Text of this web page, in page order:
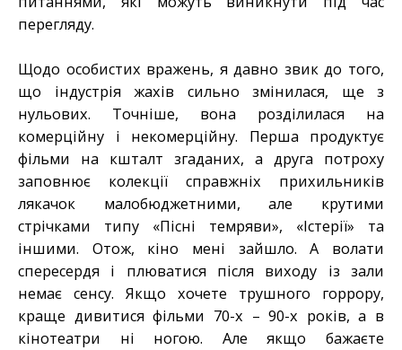
перегляду.
Щодо особистих вражень, я давно звик до того,
що індустрія жахів сильно змінилася, ще з
нульових. Точніше, вона розділилася на
комерційну і некомерційну. Перша продуктує
фільми на кшталт згаданих, а друга потроху
заповнює колекції справжніх прихильників
лякачок малобюджетними, але крутими
стрічками типу «Пісні темряви», «Істерії» та
іншими. Отож, кіно мені зайшло. А волати
спересердя і плюватися після виходу із зали
немає сенсу. Якщо хочете трушного горрору,
краще дивитися фільми 70-х – 90-х років, а в
кінотеатри ні ногою. Але якщо бажаєте